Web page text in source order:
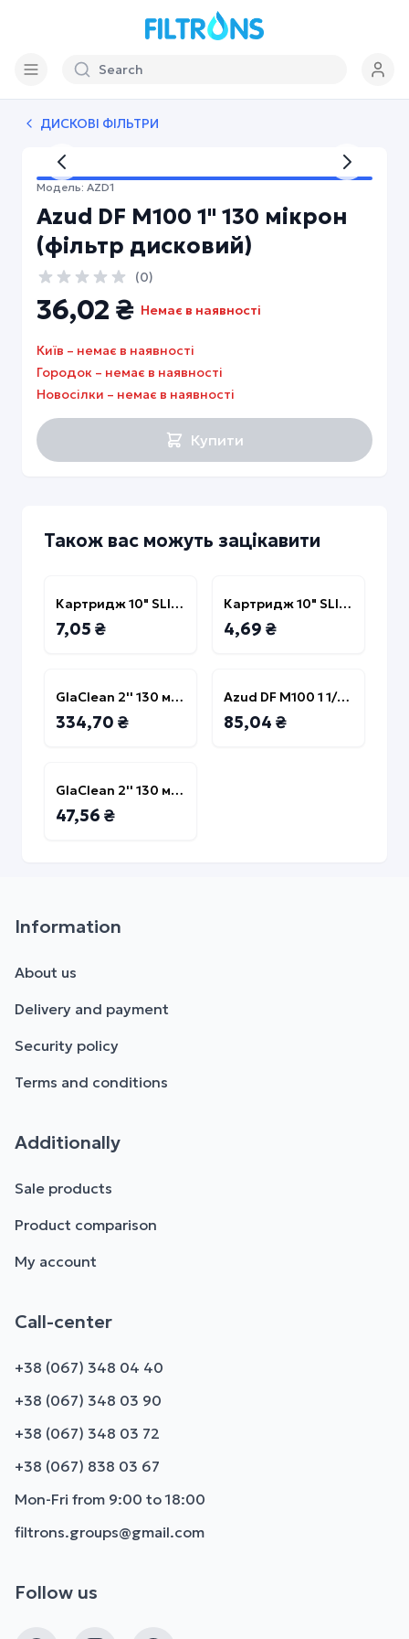
Contact us
+38 (067) 348 04 40
+38 (067) 348 03 90
+38 (067) 838 03 67
Language and currency
Language:
UA
EN
Currency:
USD
ДИСКОВІ ФІЛЬТРИ
Модель: AZD1
Azud DF M100 1'' 130 мікрон
(фільтр дисковий)
(0)
36,02 ₴ Немає в наявності
Київ – немає в наявності
Городок – немає в наявності
Новосілки – немає в наявності
Купити
Також вас можуть зацікавити
Картридж 10" SLIM 20 мкм пом'якшуючий для холодної води
7,05 ₴
Картридж 10" SLIM 5 мкм вугільний брикетований для холодної води
4,69 ₴
GlaClean 2'' 130 мікрон (фільтр дисковий) 30куб/г
334,70 ₴
Azud DF M100 1 1/2" 130 мікрон (фільтр дисковий)
85,04 ₴
GlaClean 2'' 130 мікрон (фільтр дисковий) 22куб/г
47,56 ₴
Information
About us
Delivery and payment
Security policy
Terms and conditions
Additionally
Sale products
Product comparison
My account
Call-center
+38 (067) 348 04 40
+38 (067) 348 03 90
+38 (067) 348 03 72
+38 (067) 838 03 67
Mon-Fri from 9:00 to 18:00
filtrons.groups@gmail.com
Follow us